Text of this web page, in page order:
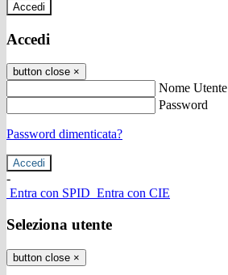
Accedi
Accedi
button close ×
Nome Utente
Password
Password dimenticata?
-
Entra con SPID Entra con CIE
Seleziona utente
button close ×